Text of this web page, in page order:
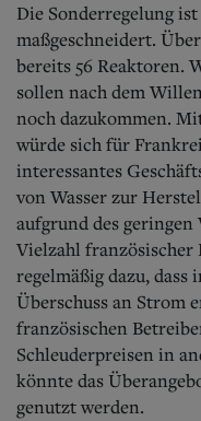
Die Sonderregelung
maßgeschneidert.
bereits 56 Reaktoren.
sollen nach dem
noch dazukommen.
würde sich für
interessantes
von Wasser zur
aufgrund des
Vielzahl
regelmäßig dazu,
Überschuss an Strom
französischen
Schleuderpreisen in
könnte das
genutzt werden.